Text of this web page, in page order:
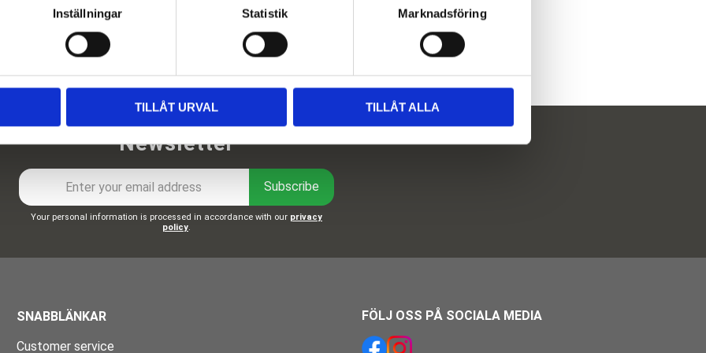
Inställningar Statistik Marknadsföring
TILLÅT URVAL TILLÅT ALLA
Newsletter
Subscribe
Your personal information is processed in accordance with our privacy
policy.
SNABBLÄNKAR
Customer service
FÖLJ OSS PÅ SOCIALA MEDIA